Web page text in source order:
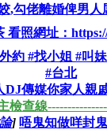
,勾佬離婚俾男
照網址：
約 #找小姐 #叫
#台北
傳媒你家人親
檢查線
] 唔鬼知做咩封